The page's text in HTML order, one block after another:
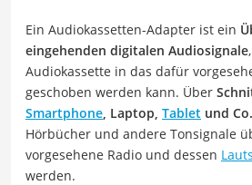
Ein Audiokassetten-Adapter ist ein
eingehenden digitalen Audiosignale
Audiokassette in das dafür
geschoben werden kann. Über
Smartphone, Laptop, Tablet und Co.
Hörbücher und andere Tonsignale
vorgesehene Radio und dessen
werden.